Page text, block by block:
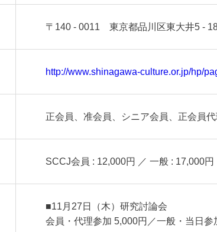
〒140 - 0011 東京都品川区東大井5 -
http://www.shinagawa-culture.or.jp/hp/
正会員、准会員、シニア会員、正会員
SCCJ会員 : 12,000円 ／ 一般 : 17,000円
■11月27日（木）研究討論会
会員・代理参加 5,000円／一般・当日参